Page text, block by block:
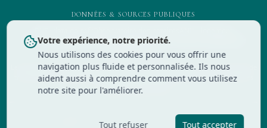
DONNÉES & SOURCES PUBLIQUES
DPE · service-public.frINSEE · logementHAL · recherche académique
Google Scholar
Les estimations et indicateurs publiés par CELIMMO s'appuient sur les bases de
transactions publiques (DVF, observatoire des notaires) et les ventes internes
de l'agence depuis 2020.
CELIMMO. Tous droits réservés. Site réalisé par dev-bhs.com
Votre expérience, notre priorité.
Nous utilisons des cookies pour vous offrir une
navigation plus fluide et personnalisée. Ils nous
aident aussi à comprendre comment vous utilisez
notre site pour l'améliorer.
Tout refuser Tout accepter